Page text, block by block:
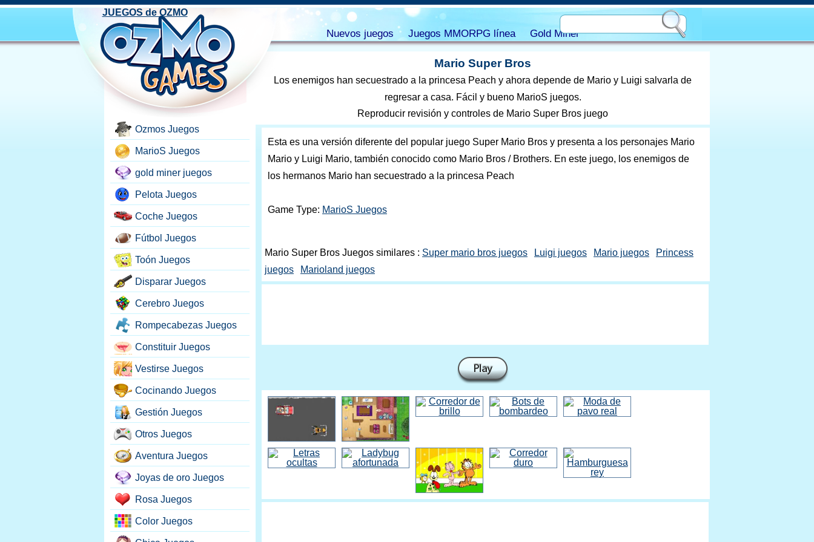
Mario Super Bros
Los enemigos han secuestrado a la princesa Peach y ahora depende de Mario y Luigi salvarla de
regresar a casa. Fácil y bueno MarioS juegos.
Reproducir revisión y controles de Mario Super Bros juego
Esta es una versión diferente del popular juego Super Mario Bros y presenta a los personajes Mario
Mario y Luigi Mario, también conocido como Mario Bros / Brothers. En este juego, los enemigos de
los hermanos Mario han secuestrado a la princesa Peach
Game Type: MarioS Juegos
Mario Super Bros Juegos similares : Super mario bros juegos Luigi juegos Mario juegos
Princess
juegos
Marioland juegos
Ozmos Juegos
MarioS Juegos
gold miner juegos
Pelota Juegos
Coche Juegos
Fútbol Juegos
Toón Juegos
Disparar Juegos
Cerebro Juegos
Rompecabezas Juegos
Constituir Juegos
Vestirse Juegos
Cocinando Juegos
Gestión Juegos
Otros Juegos
Aventura Juegos
Joyas de oro Juegos
Rosa Juegos
Color Juegos
JUEGOS de OZMO
Nuevos juegos Juegos MMORPG línea Gold Miner